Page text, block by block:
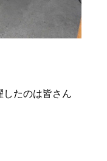
したのは皆さん